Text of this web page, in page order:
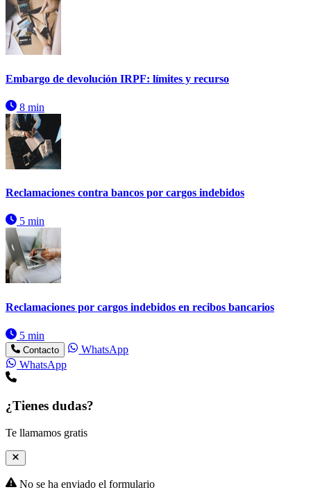
Embargo de devolución IRPF: límites y recurso
8 min
Reclamaciones contra bancos por cargos indebidos
5 min
Reclamaciones por cargos indebidos en recibos bancarios
5 min
Contacto
WhatsApp
WhatsApp
¿Tienes dudas?
Te llamamos gratis
No se ha enviado el formulario